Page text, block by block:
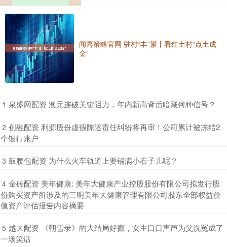
闻喜策略官网 驻村“丰”景丨看红土村“点土成
金”
1 ​泉盛网配资 澳元连破关键阻力，年内新高背后暗藏何种信号？
2 ​创融配资 利源股份虚假陈述责任纠纷将再审！公司累计被冻结2
个银行账户
3 ​鼓腰包配资 为什么火车轨道上要铺满小石子儿呢？
4 ​金砖配资 美年健康: 美年大健康产业控股股份有限公司拟发行股
份购买资产所涉及的三明美年大健康管理有限公司股东全部权益价
值资产评估报告内容摘要
5 ​越大配资 《朝雪录》的大结局好癫，女主口口声声为父洗冤成了
一场笑话